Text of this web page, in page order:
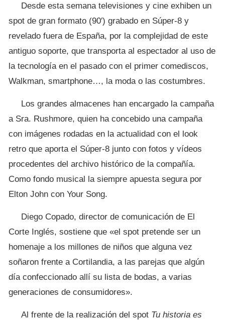
Desde esta semana televisiones y cine exhiben un
spot de gran formato (90′) grabado en Súper-8 y
revelado fuera de España, por la complejidad de este
antiguo soporte, que transporta al espectador al uso de
la tecnología en el pasado con el primer comediscos,
Walkman, smartphone…, la moda o las costumbres.
Los grandes almacenes han encargado la campaña
a Sra. Rushmore, quien ha concebido una campaña
con imágenes rodadas en la actualidad con el look
retro que aporta el Súper-8 junto con fotos y vídeos
procedentes del archivo histórico de la compañía.
Como fondo musical la siempre apuesta segura por
Elton John con Your Song.
Diego Copado, director de comunicación de El
Corte Inglés, sostiene que «el spot pretende ser un
homenaje a los millones de niños que alguna vez
soñaron frente a Cortilandia, a las parejas que algún
día confeccionado allí su lista de bodas, a varias
generaciones de consumidores».
Al frente de la realización del spot Tu historia es